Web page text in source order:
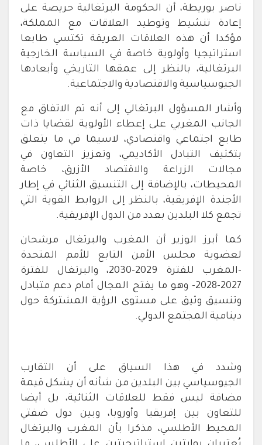
ناصر بوريطة، أن الحكومة البرتغالية حريصة على
إعادة تنشيط وتوطيد العلاقات مع المملكة،
مؤكدا أن هذه العلاقات العريقة تكتسي طابعا
استراتيجيا وأولوية خاصة في السياسة الخارجية
البرتغالية، بالنظر إلى عمقها التاريخي وأبعادها
الجيوسياسية والاقتصادية والاجتماعية.
وأشار المسؤول البرتغالي إلى أنه تم الاتفاق مع
الجانب المغربي على إعطاء الأولوية لقضايا ذات
طابع اجتماعي واقتصادي، لاسيما في ما يتعلق
بتكثيف التبادل الأكاديمي، وتعزيز التعاون في
مجالات الزراعة والاقتصاد الأزرق، خاصة
المحيطات، بالإضافة إلى التنسيق الثنائي في إطار
الأجندة الإفريقية، بالنظر إلى الروابط القوية التي
تجمع كلا البلدين بعدد من الدول الإفريقية.
كما أبرز الوزير أن المغرب والبرتغال مرشحان
لعضوية مجلس الأمن التابع للأمم المتحدة
-المغرب للفترة 2029-2030، والبرتغال للفترة
2027-2028- وهو ما يفتح المجال أمام دعم متبادل
وتنسيق وثيق على مستوى الرؤية المشتركة حول
دينامية المجتمع الدولي.
وشدد في هذا السياق على أن التقارب
الجيوسياسي بين البلدين من شأنه أن يشكل قيمة
مضافة ليس فقط للعلاقات الثنائية، بل أيضا
للتعاون بين إفريقيا وأوروبا، وبين دول ضفتي
المحيط الأطلسي، مذكرا بأن المغرب والبرتغال